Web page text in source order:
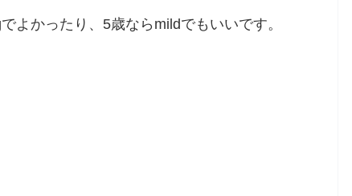
よかったり、5歳ならmildでもいいです。